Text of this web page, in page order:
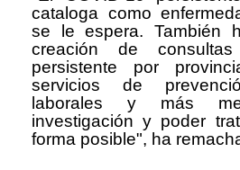
cataloga como
se le espera. También
creación de
persistente por
servicios de
laborales y más
investigación y poder
forma posible", ha